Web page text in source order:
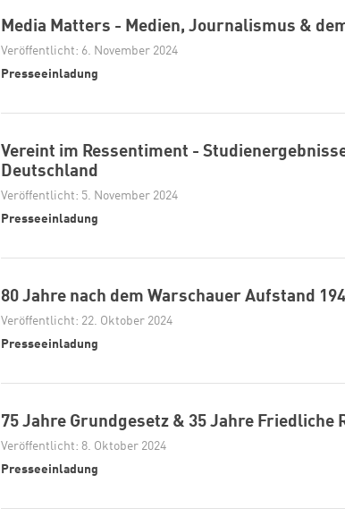
Media Matters - Medien, Journalismus &
Veröffentlicht: 6. November 2024
Presseeinladung
Vereint im Ressentiment -
Deutschland
Veröffentlicht: 5. November 2024
Presseeinladung
80 Jahre nach dem Warschauer Aufstand
Veröffentlicht: 22. Oktober 2024
Presseeinladung
75 Jahre Grundgesetz & 35 Jahre Friedliche
Veröffentlicht: 8. Oktober 2024
Presseeinladung